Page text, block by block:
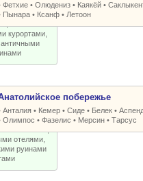
с
пляжами
курортами,
Фетхие •Олюдениз • Каякёй •
Пынара • Ксанф • Летоон
бухты
отличными
пляжами,
отелями,
руинами
побережье
Анталия • Кемер •Сиде • Белек •
Олимпос •Фазелис • Мерсин •Тарсус